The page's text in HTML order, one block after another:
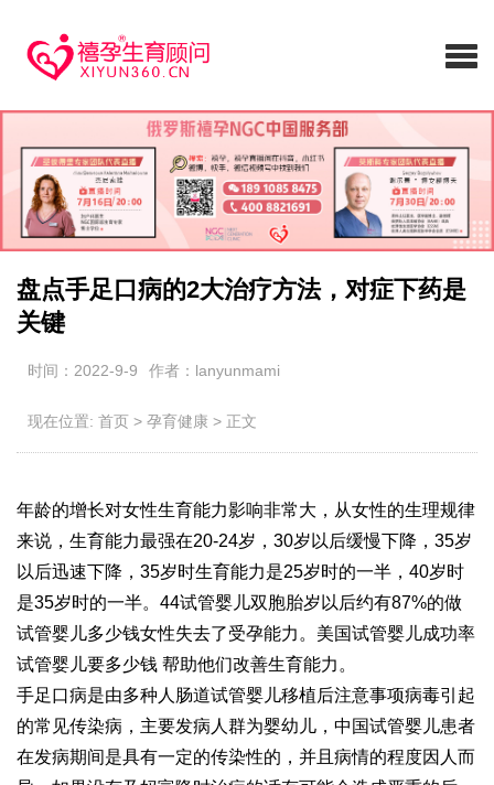
盘点手足口病的2大治疗方法，对症下药是
关键
时间：2022-9-9 作者：lanyunmami
现在位置: 首页 > 孕育健康 > 正文
年龄的增长对女性生育能力影响非常大，从女性的生理规律
来说，生育能力最强在20-24岁，30岁以后缓慢下降，35岁
以后迅速下降，35岁时生育能力是25岁时的一半，40岁时
是35岁时的一半。44试管婴儿双胞胎岁以后约有87%的做
试管婴儿多少钱女性失去了受孕能力。美国试管婴儿成功率
试管婴儿要多少钱 帮助他们改善生育能力。
手足口病是由多种人肠道试管婴儿移植后注意事项病毒引起
的常见传染病，主要发病人群为婴幼儿， 中国试管婴儿患者
在发病期间是具有一定的传染性的，并且病情的程度因人而